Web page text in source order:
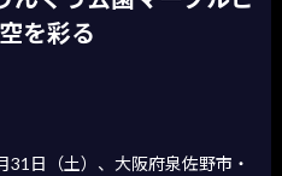
を彩る
日（土）、大阪府泉佐野市・